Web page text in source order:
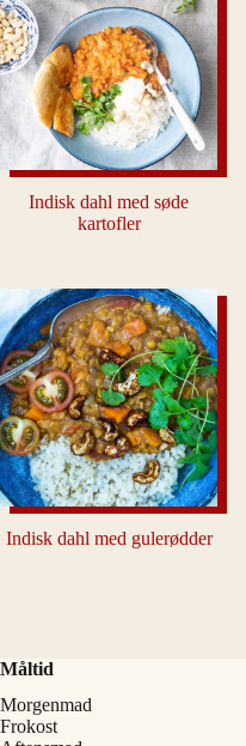
Indisk dahl med søde
kartofler
Indisk dahl med gulerødder
Måltid
Morgenmad
Frokost